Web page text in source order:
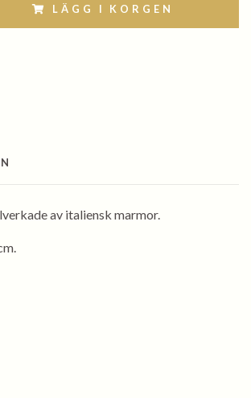
LÄGG I KORGEN
av italiensk marmor.